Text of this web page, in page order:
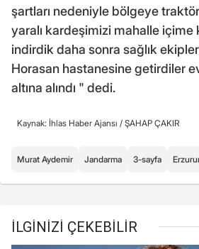
şartları nedeniyle bölgeye
yaralı kardeşimizi mahalle
indirdik daha sonra sağlık
Horasan hastanesine getirdiler
altına alındı " dedi.
Kaynak: İhlas Haber Ajansı / ŞAHAP ÇAKIR
Murat Aydemir Jandarma 3-sayfa